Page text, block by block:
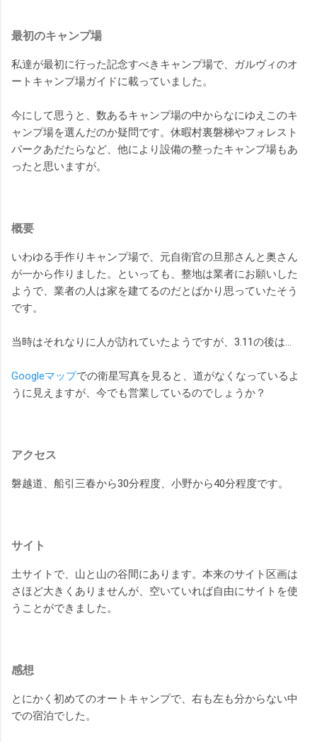
最初のキャンプ場
私達が最初に行った記念すべきキャンプ場で、ガルヴィのオ
ートキャンプ場ガイドに載っていました。
今にして思うと、数あるキャンプ場の中からなにゆえこのキ
ャンプ場を選んだのか疑問です。休暇村裏磐梯やフォレスト
パークあだたらなど、他により設備の整ったキャンプ場もあ
ったと思いますが。
概要
いわゆる手作りキャンプ場で、元自衛官の旦那さんと奥さん
が一から作りました。といっても、整地は業者にお願いした
ようで、業者の人は家を建てるのだとばかり思っていたそう
です。
当時はそれなりに人が訪れていたようですが、3.11の後は…
Googleマップでの衛星写真を見ると、道がなくなっているよ
うに見えますが、今でも営業しているのでしょうか？
アクセス
磐越道、船引三春から30分程度、小野から40分程度です。
サイト
土サイトで、山と山の谷間にあります。本来のサイト区画は
さほど大きくありませんが、空いていれば自由にサイトを使
うことができました。
感想
とにかく初めてのオートキャンプで、右も左も分からない中
での宿泊でした。